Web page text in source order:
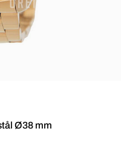
Ø38 mm